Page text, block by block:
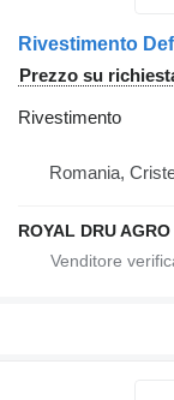
Prezzo su
Rivestimento
Romania,
ROYAL DRU